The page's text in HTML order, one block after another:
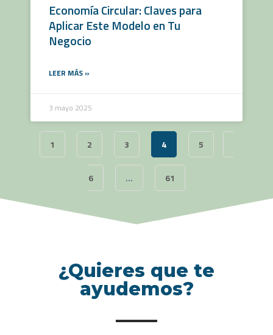
Economía Circular: Claves para
Aplicar Este Modelo en Tu
Negocio
LEER MÁS »
3 mayo 2025
1 2 3 4 5
6 … 61
¿Quieres que te
ayudemos?